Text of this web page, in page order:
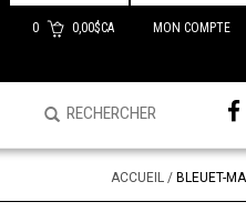
0 0,00$CA MON COMPTE
ACCUEIL / BLEUET-